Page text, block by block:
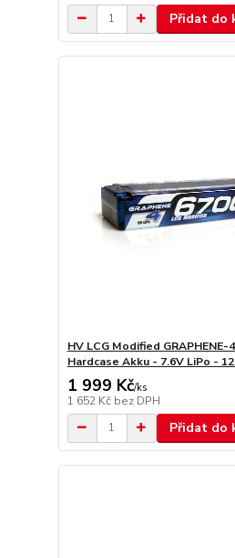
Přidat do
HV LCG Modified GRAPHENE-
Hardcase Akku - 7.6V LiPo -
1 999 Kč/ks
1 652 Kč bez DPH
Přidat do